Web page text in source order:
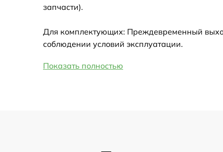
Замена динамиков
Замена южного моста
запчасти).
Для комплектующих: Преждевременный
соблюдении условий эксплуатации.
Показать полностью